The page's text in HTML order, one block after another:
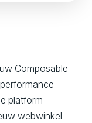
Composable
platform
webwinkel